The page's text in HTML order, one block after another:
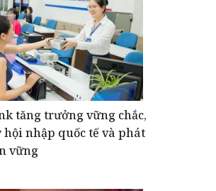
tăng trưởng vững chắc,
hội nhập quốc tế và phát
vững